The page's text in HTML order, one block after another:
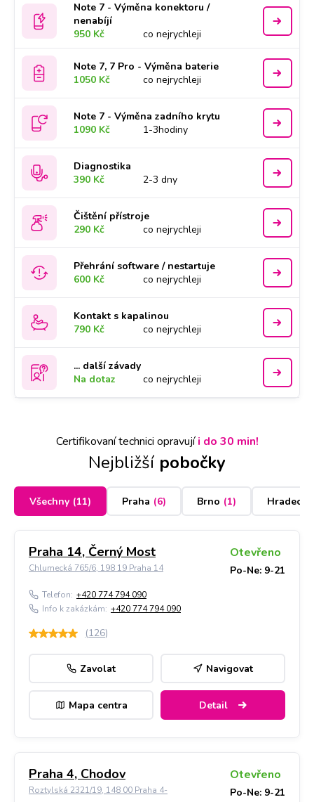
Note 7 - Výměna konektoru /
nenabíjí
950 Kč
co nejrychleji
Note 7, 7 Pro - Výměna baterie
1050 Kč
co nejrychleji
Note 7 - Výměna zadního krytu
1090 Kč
1-3hodiny
Diagnostika
390 Kč
2-3 dny
Čištění přístroje
290 Kč
co nejrychleji
Přehrání software / nestartuje
600 Kč
co nejrychleji
Kontakt s kapalinou
790 Kč
co nejrychleji
... další závady
Na dotaz
co nejrychleji
Certifikovaní technici opravujíi do 30 min!
Nejbližší pobočky
Všechny (11) Praha (6) Brno (1) Hradec
Praha 14, Černý Most
Chlumecká 765/6, 198 19 Praha 14
Otevřeno
Po-Ne: 9-21
Telefon: +420 774 794 090
Info k zakázkám: +420 774 794 090
(126)
Zavolat Navigovat
Mapa centra Detail
Praha 4, Chodov
Roztylská 2321/19, 148 00 Praha 4-
Otevřeno
Po-Ne: 9-21